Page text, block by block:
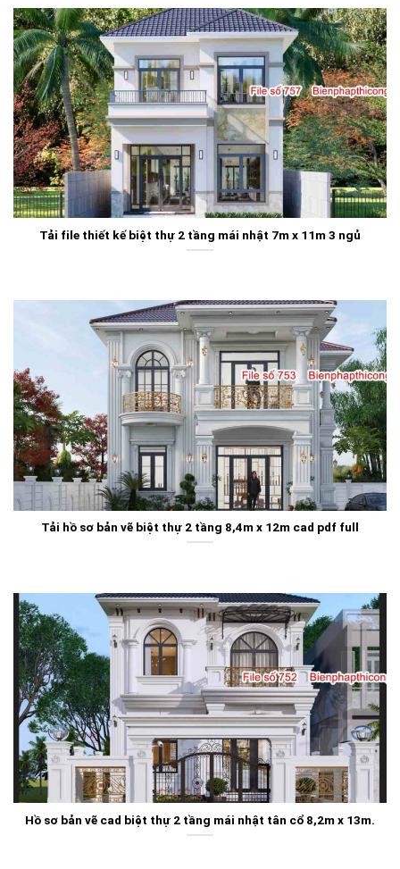
Tải file thiết kế biệt thự 2 tầng mái nhật 7m x 11m 3 ngủ
Tải hồ sơ bản vẽ biệt thự 2 tầng 8,4m x 12m cad pdf full
Hồ sơ bản vẽ cad biệt thự 2 tầng mái nhật tân cổ 8,2m x 13m.